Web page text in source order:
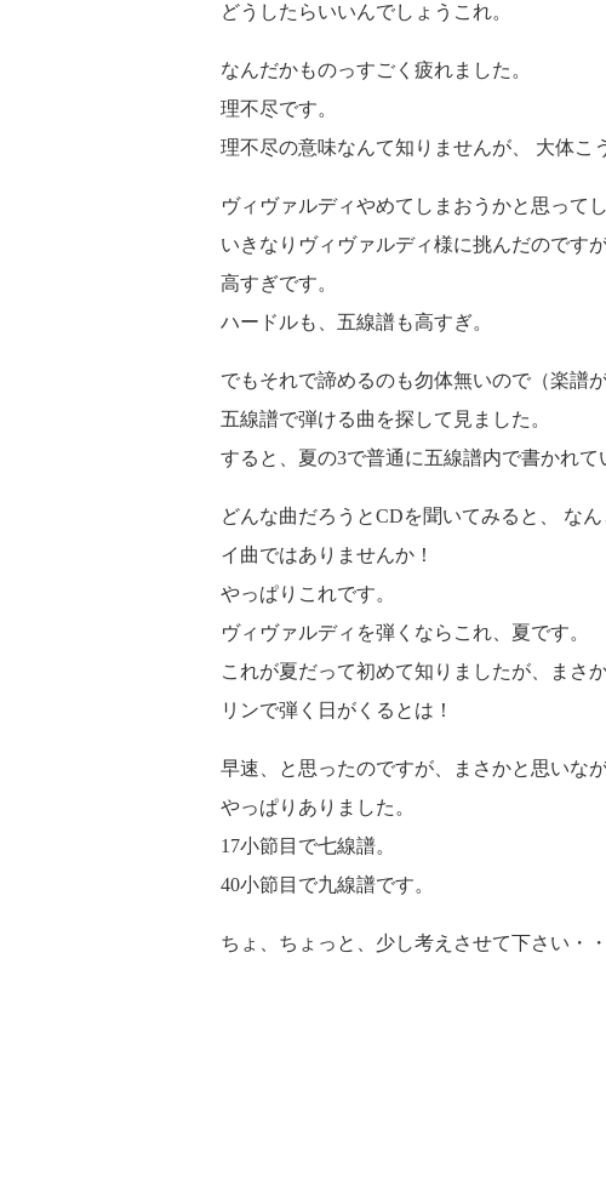
どうしたらいいんでしょうこれ。
なんだかものっすごく疲れました。
理不尽です。
理不尽の意味なんて知りませんが、 大体こ
ヴィヴァルディやめてしまおうかと思って
いきなりヴィヴァルディ様に挑んだのです
高すぎです。
ハードルも、五線譜も高すぎ。
でもそれで諦めるのも勿体無いので（楽譜
五線譜で弾ける曲を探して見ました。
すると、夏の3で普通に五線譜内で書かれて
どんな曲だろうとCDを聞いてみると、 な
イ曲ではありませんか！
やっぱりこれです。
ヴィヴァルディを弾くならこれ、夏です。
これが夏だって初めて知りましたが、まさ
リンで弾く日がくるとは！
早速、と思ったのですが、まさかと思いな
やっぱりありました。
17小節目で七線譜。
40小節目で九線譜です。
ちょ、ちょっと、少し考えさせて下さい・・